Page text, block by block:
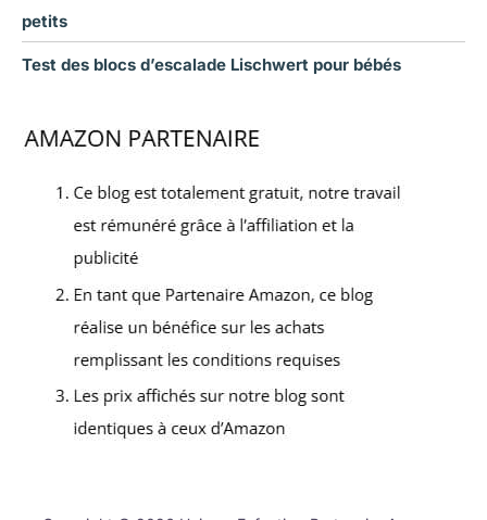
petits
Test des blocs d’escalade Lischwert pour bébés